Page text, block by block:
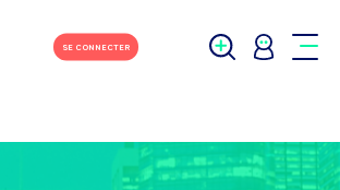
SE CONNECTER